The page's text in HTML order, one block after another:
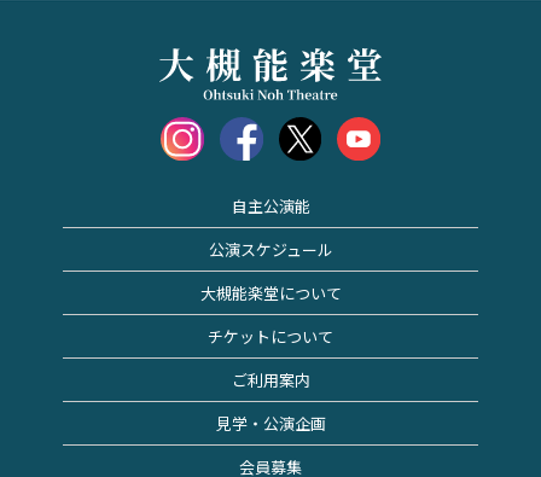
自主公演能
公演スケジュール
大槻能楽堂について
チケットについて
ご利用案内
見学・公演企画
会員募集